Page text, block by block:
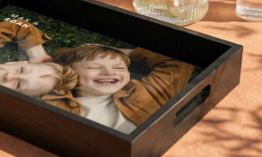
gratuite
d’unique en quelques étapes – avec
ou un message qui touche le cœur.
juste tout l’amour pour le moment idéal.